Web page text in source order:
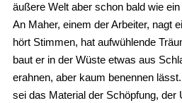
äußere Welt aber schon bald wie
An Maher, einem der Arbeiter, nagt
hört Stimmen, hat aufwühlende
baut er in der Wüste etwas aus
erahnen, aber kaum benennen
sei das Material der Schöpfung, der